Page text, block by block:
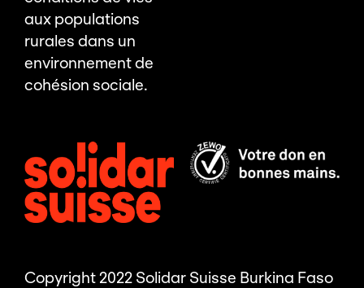
aux populations
rurales dans un
environnement de
cohésion sociale.
Copyright 2022 Solidar Suisse Burkina Faso